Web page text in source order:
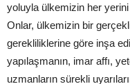
yoluyla ülkemizin her yerini
Onlar, ülkemizin bir
gerekliliklerine göre inşa
yapılaşmanın, imar affı,
uzmanların sürekli